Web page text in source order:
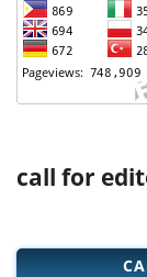
call for